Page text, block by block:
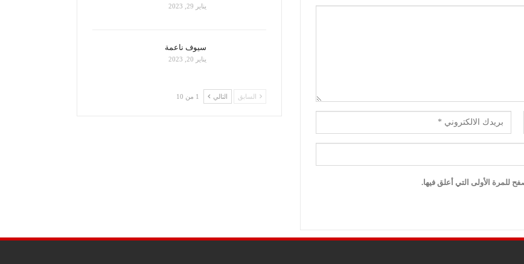
للمرة الأولى التي أعلق فيها.
يناير 29, 2023
سيوف ناعمة
يناير 20, 2023
السابق التالي 1 من 10